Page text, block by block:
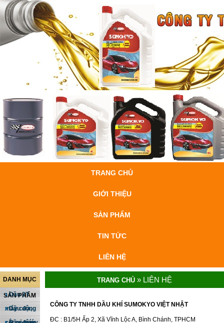
TRANG CHỦ
GIỚI THIỆU
SẢN PHẨM
TIN TỨC
LIÊN HỆ
DANH MỤC
SẢN PHẨM
Dầu 2T
máy cưa,
Dầu động
TRANG CHỦ» LIÊN HỆ
CÔNG TY TNHH DẦU KHÍ SUMOKYO VIỆT NHẬT
ĐC : B1/5H Ấp 2, Xã Vĩnh Lộc A, Bình Chánh, TPHCM